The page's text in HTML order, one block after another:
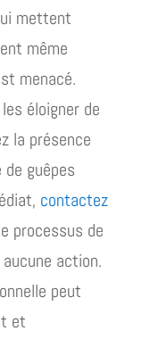
mettent
même
menacé.
éloigner de
la présence
guêpes
contactez
processus de
action.
peut
et